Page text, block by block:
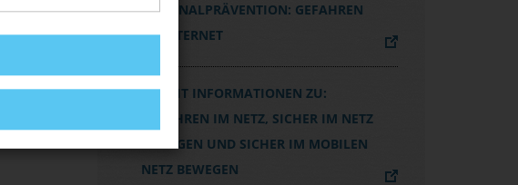
KRIMINALPRÄVENTION: GEFAHREN
IM INTERNET
BSI MIT INFORMATIONEN ZU:
GEFAHREN IM NETZ, SICHER IM NETZ
BEWEGEN UND SICHER IM MOBILEN
NETZ BEWEGEN